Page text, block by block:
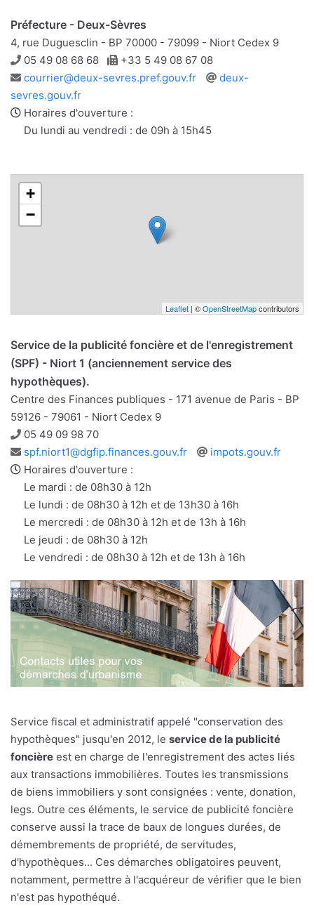
Préfecture - Deux-Sèvres
4, rue Duguesclin - BP 70000 - 79099 - Niort Cedex 9
Téléphone
05 49 08 68 68 Télécopie
+33 5 49 08 67 08
Adresse
e-
mail
courrier@deux-sevres.pref.gouv.fr
Site
deux-
sevres.gouv.fr
Horaires d'ouverture :
Du lundi au vendredi : de 09h à 15h45
+
−
Leaflet | ©OpenStreetMapcontributors
Service de la publicité foncière et de l'enregistrement
(SPF) - Niort 1 (anciennement service des
hypothèques).
Centre des Finances publiques - 171 avenue de Paris - BP
59126 - 79061 - Niort Cedex 9
Téléphone
05 49 09 98 70
Adresse
e-
mail
spf.niort1@dgfip.finances.gouv.fr
Site
impots.gouv.fr
Horaires d'ouverture :
Le mardi : de 08h30 à 12h
Le lundi : de 08h30 à 12h et de 13h30 à 16h
Le mercredi : de 08h30 à 12h et de 13h à 16h
Le jeudi : de 08h30 à 12h
Le vendredi : de 08h30 à 12h et de 13h à 16h
Service fiscal et administratif appelé "conservation des
hypothèques" jusqu'en 2012, le service de la publicité
foncière est en charge de l'enregistrement des actes liés
aux transactions immobilières. Toutes les transmissions
de biens immobiliers y sont consignées : vente, donation,
legs. Outre ces éléments, le service de publicité foncière
conserve aussi la trace de baux de longues durées, de
démembrements de propriété, de servitudes,
d'hypothèques... Ces démarches obligatoires peuvent,
notamment, permettre à l'acquéreur de vérifier que le bien
n'est pas hypothéqué.